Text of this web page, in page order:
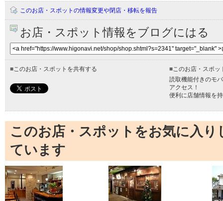
このお店・スポットの情報変更や閉店・移転を報告
お店・スポット情報をブログにはる
■このお店・スポットを共有する ■このお店・スポッ
読取機能付きのモ
アクセス！
便利に店舗情報を
このお店・スポットをお気に入
ています